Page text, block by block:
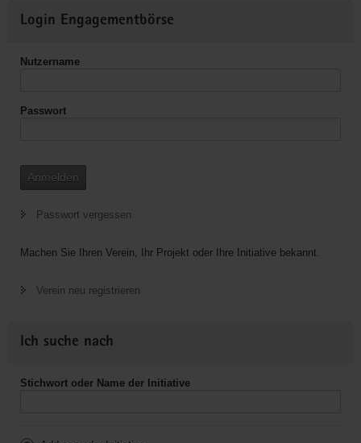
Jugendarbeit
Sachsen-
e.V.
Torgau
Informationen
Login Engagementbörse
Nutzername
Passwort
Anmelden
Passwort vergessen
Machen Sie Ihren Verein, Ihr Projekt oder Ihre Initiative bekannt.
Verein neu registrieren
Ich suche nach
Stichwort oder Name der Initiative